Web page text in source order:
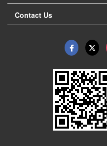
Contact Us